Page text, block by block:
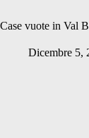
Case vuote in Val
Dicembre 5,